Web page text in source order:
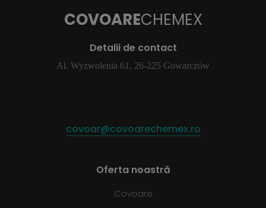
COVOARECHEMEX
Detalii de contact
Al. Wyzwolenia 61, 26-225 Gowarczów
covoar@covoarechemex.ro
Oferta noastră
Covoare